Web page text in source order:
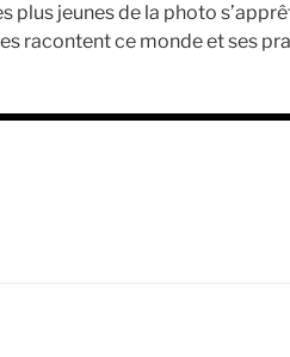
plus jeunes de la photo
racontent ce monde et ses